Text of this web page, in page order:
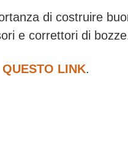
di costruire
e correttori di
QUESTO LINK.